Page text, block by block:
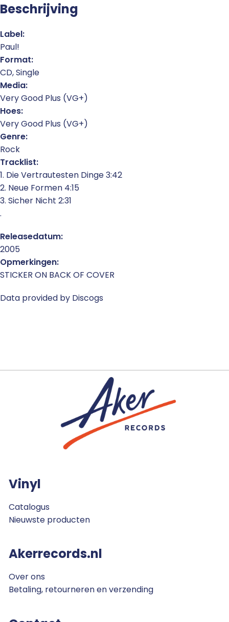
Beschrijving
Label:
Paul!
Format:
CD, Single
Media:
Very Good Plus (VG+)
Hoes:
Very Good Plus (VG+)
Genre:
Rock
Tracklist:
1. Die Vertrautesten Dinge 3:42
2. Neue Formen 4:15
3. Sicher Nicht 2:31
.
Releasedatum:
2005
Opmerkingen:
STICKER ON BACK OF COVER
Data provided by Discogs
Vinyl
Catalogus
Nieuwste producten
Akerrecords.nl
Over ons
Betaling, retourneren en verzending